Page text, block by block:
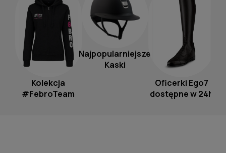
Kolekcja
#FebroTeam
Najpopularniejsze
Kaski
Oficerki Ego7
dostępne w 24h